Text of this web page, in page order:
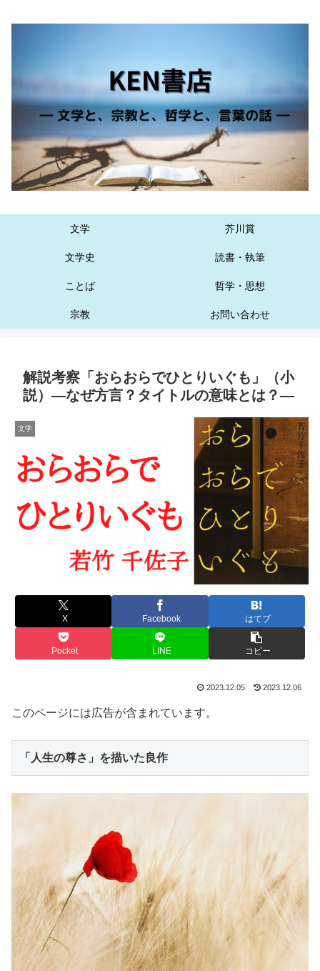
文学 芥川賞
文学史 読書・執筆
ことば 哲学・思想
宗教 お問い合わせ
解説考察「おらおらでひとりいぐも」（小
説）―なぜ方言？タイトルの意味とは？―
文学
X Facebook はてブ
Pocket LINE コピー
2023.12.05 2023.12.06
このページには広告が含まれています。
「人生の尊さ」を描いた良作